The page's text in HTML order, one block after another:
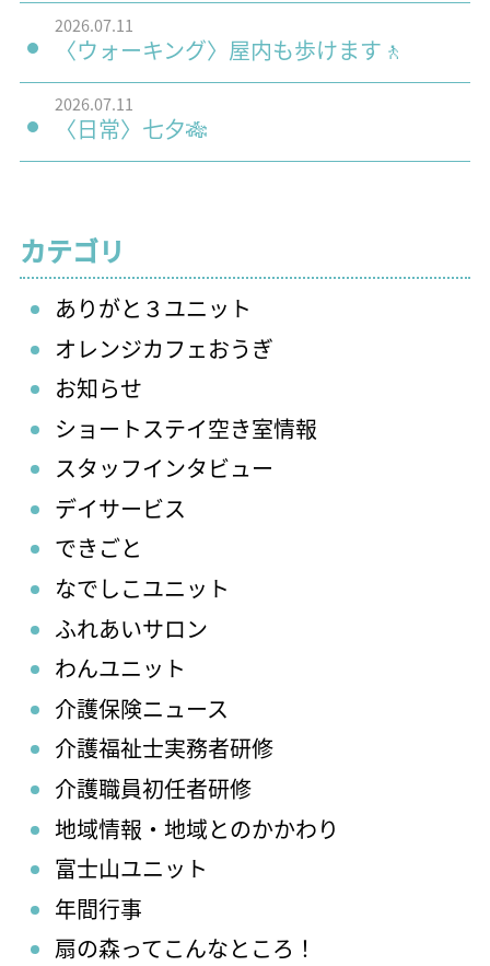
2026.07.11
〈ウォーキング〉屋内も歩けます🚶
2026.07.11
〈日常〉七夕🎋
カテゴリ
ありがと３ユニット
オレンジカフェおうぎ
お知らせ
ショートステイ空き室情報
スタッフインタビュー
デイサービス
できごと
なでしこユニット
ふれあいサロン
わんユニット
介護保険ニュース
介護福祉士実務者研修
介護職員初任者研修
地域情報・地域とのかかわり
富士山ユニット
年間行事
扇の森ってこんなところ！